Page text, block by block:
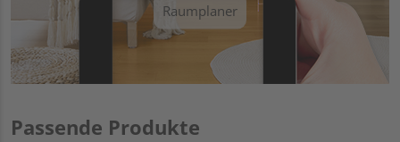
Raumplaner
Passende Produkte